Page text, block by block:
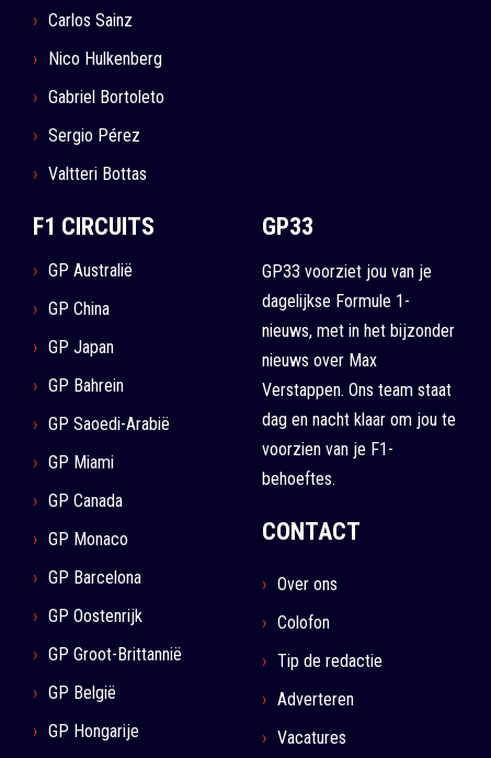
Carlos Sainz
Nico Hulkenberg
Gabriel Bortoleto
Sergio Pérez
Valtteri Bottas
F1 CIRCUITS
GP Australië
GP China
GP Japan
GP Bahrein
GP Saoedi-Arabië
GP Miami
GP Canada
GP Monaco
GP Barcelona
GP Oostenrijk
GP Groot-Brittannië
GP België
GP Hongarije
GP33
GP33 voorziet jou van je
dagelijkse Formule 1-
nieuws, met in het bijzonder
nieuws over Max
Verstappen. Ons team staat
dag en nacht klaar om jou te
voorzien van je F1-
behoeftes.
CONTACT
Over ons
Colofon
Tip de redactie
Adverteren
Vacatures